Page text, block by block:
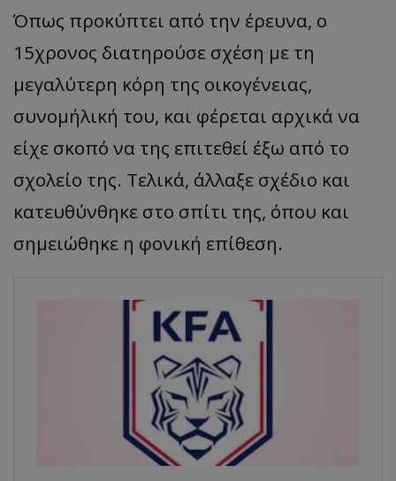
Όπως προκύπτει από την έρευνα, ο
15χρονος διατηρούσε σχέση με τη
μεγαλύτερη κόρη της οικογένειας,
συνομήλική του, και φέρεται αρχικά να
είχε σκοπό να της επιτεθεί έξω από το
σχολείο της. Τελικά, άλλαξε σχέδιο και
κατευθύνθηκε στο σπίτι της, όπου και
σημειώθηκε η φονική επίθεση.